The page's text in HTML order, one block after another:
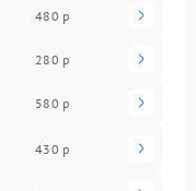
480 р
280 р
580 р
430 р